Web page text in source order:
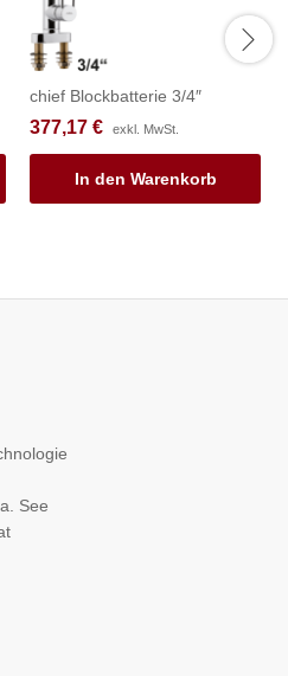
chief Blockbatterie 3/4″
377,17 € exkl. MwSt.
In den Warenkorb
See